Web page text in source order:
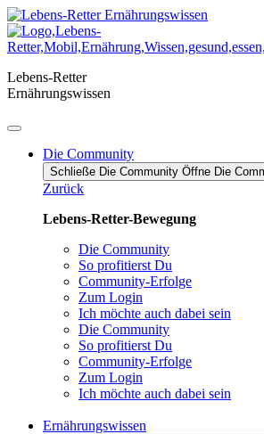
Zum
Inhalt
springen
Lebens-Retter
Ernährungswissen
Die Community
Schließe Die Community Öffne Die
Zurück
Lebens-Retter-Bewegung
Die Community
So profitierst Du
Community-Erfolge
Zum Login
Ich möchte auch dabei sein
Die Community
So profitierst Du
Community-Erfolge
Zum Login
Ich möchte auch dabei sein
Ernährungswissen